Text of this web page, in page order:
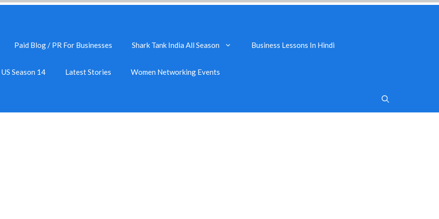
Paid Blog / PR For Businesses Shark Tank India All Season Business Lessons In Hindi
Season 14 Latest Stories Women Networking Events